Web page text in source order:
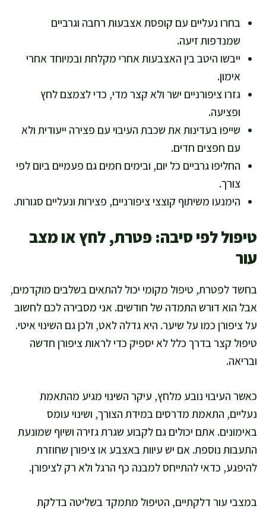
בחרו נעליים עם קופסת אצבעות רחבה וגרביים
שמנדפות זיעה.
ייבשו היטב בין האצבעות אחרי מקלחת ובמיוחד אחרי
אימון.
גזרו ציפורניים ישר ולא קצר מדי, כדי לצמצם לחץ
ופציעה.
שייפו בעדינות את שכבת העיבוי עם פצירה ייעודית ולא
עם חפצים חדים.
החליפו גרביים כל יום, ובימים חמים גם פעמיים ביום לפי
צורך.
הימנעו משיתוף קוצצי ציפורניים, פצירות ונעליים סגורות.
טיפול לפי סיבה: פטרת, לחץ או מצב
עור
בחשד לפטרת, טיפול מקומי יכול להתאים בשלבים מוקדמים,
אבל הוא דורש התמדה של חודשים. אני מסבירה לכם לחשוב
על ציפורן כמו על שיער. היא גדלה לאט, ולכן גם השינוי איטי.
טיפול קצר בדרך כלל לא יספיק כדי לראות ציפורן חדשה
ובריאה.
כאשר העיבוי נובע מלחץ, עיקר השינוי מגיע מהתאמת
נעליים, התאמת מדרסים במידת הצורך, ושינוי עומס
באימונים. אתם יכולים גם לקבוע שגרת גזירה ושיוף שמונעת
התעבות נוספת. אם יש עיוות באצבע או ציפורן שחוזרת
להיפגע, כדאי להתייחס למבנה כף הרגל ולא רק לציפורן.
במצבי עור דלקתיים, הטיפול מתמקד בשליטה בדלקת